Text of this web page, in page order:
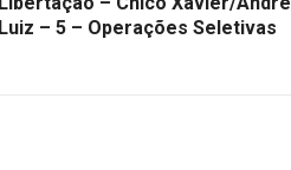
Luiz – 5 – Operações Seletivas